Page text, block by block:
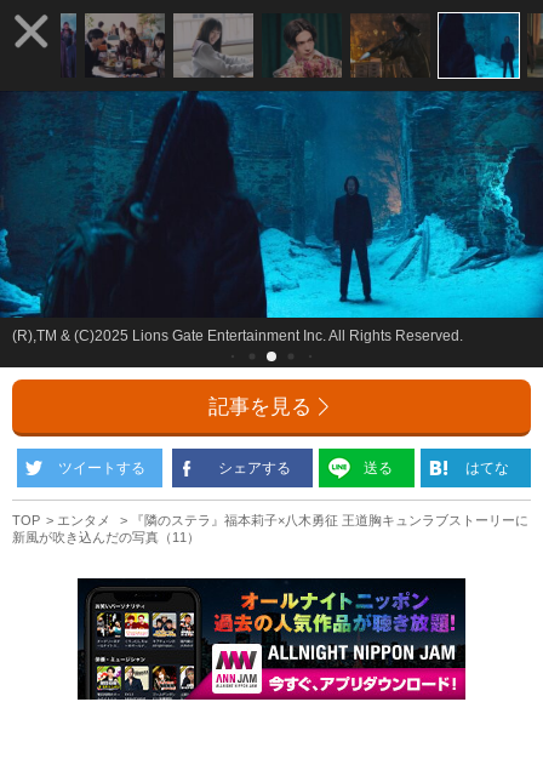
(R),TM & (C)2025 Lions Gate Entertainment Inc. All Rights Reserved.
記事を見る
ツイートする シェアする 送る はてな
TOP エンタメ
『隣のステラ』福本莉子×八木勇征 王道胸キュンラブストーリーに
新風が吹き込んだの写真（11）